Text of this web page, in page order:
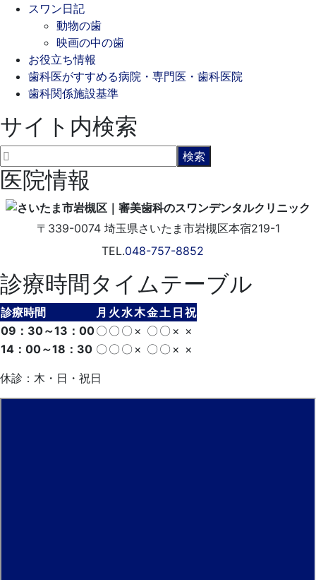
スワン日記
動物の歯
映画の中の歯
お役立ち情報
歯科医がすすめる病院・専門医・歯科医院
歯科関係施設基準
サイト内検索
医院情報
〒339-0074 埼玉県さいたま市岩槻区本宿219-1
TEL.048-757-8852
診療時間タイムテーブル
診療時間 月 火 水木金土 日 祝
09：30～13：00〇 〇 〇 × 〇 〇 × ×
14：00～18：30 〇 〇 〇 × 〇 〇 × ×
休診：木・日・祝日